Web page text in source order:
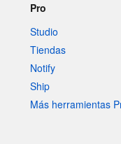
Pro
Studio
Tiendas
Notify
Ship
Más herramientas